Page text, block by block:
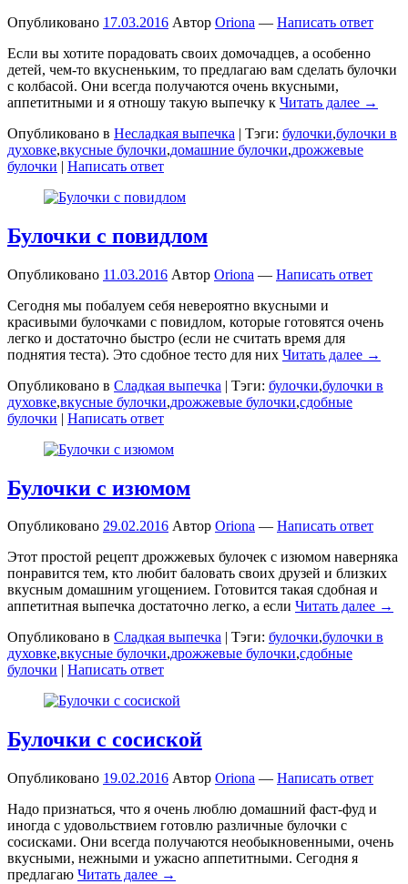
Опубликовано 17.03.2016 Автор Oriona — Написать ответ
Если вы хотите порадовать своих домочадцев, а особенно
детей, чем-то вкусненьким, то предлагаю вам сделать булочки
с колбасой. Они всегда получаются очень вкусными,
аппетитными и я отношу такую выпечку к Читать далее →
Опубликовано в Несладкая выпечка | Тэги: булочки,булочки в
духовке,вкусные булочки,домашние булочки,дрожжевые
булочки | Написать ответ
Булочки с повидлом
Опубликовано 11.03.2016 Автор Oriona — Написать ответ
Сегодня мы побалуем себя невероятно вкусными и
красивыми булочками с повидлом, которые готовятся очень
легко и достаточно быстро (если не считать время для
поднятия теста). Это сдобное тесто для них Читать далее →
Опубликовано в Сладкая выпечка | Тэги: булочки,булочки в
духовке,вкусные булочки,дрожжевые булочки,сдобные
булочки | Написать ответ
Булочки с изюмом
Опубликовано 29.02.2016 Автор Oriona — Написать ответ
Этот простой рецепт дрожжевых булочек с изюмом наверняка
понравится тем, кто любит баловать своих друзей и близких
вкусным домашним угощением. Готовится такая сдобная и
аппетитная выпечка достаточно легко, а если Читать далее →
Опубликовано в Сладкая выпечка | Тэги: булочки,булочки в
духовке,вкусные булочки,дрожжевые булочки,сдобные
булочки | Написать ответ
Булочки с сосиской
Опубликовано 19.02.2016 Автор Oriona — Написать ответ
Надо признаться, что я очень люблю домашний фаст-фуд и
иногда с удовольствием готовлю различные булочки с
сосисками. Они всегда получаются необыкновенными, очень
вкусными, нежными и ужасно аппетитными. Сегодня я
предлагаю Читать далее →